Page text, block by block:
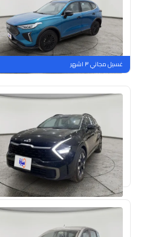
جديدة
ملوحة
غسيل مجاني ٣ اشهر
جديدة